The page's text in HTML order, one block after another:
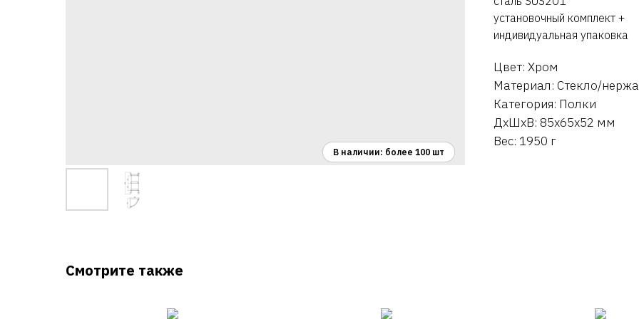
установочный комплект +
индивидуальная упаковка
Цвет: Хром
Материал: Стекло/
Категория: Полки
ДxШxВ: 85x65x52 мм
Вес: 1950 г
Смотрите также